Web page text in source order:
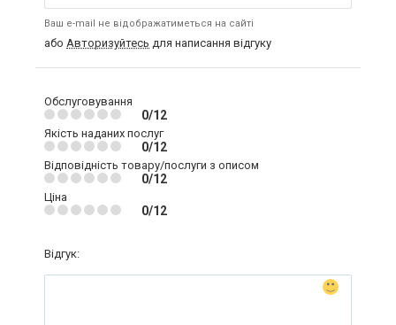
Ваш e-mail не відображатиметься на сайті
або Авторизуйтесь для написання відгуку
Обслуговування
0/12
Якість наданих послуг
0/12
Відповідність товару/послуги з описом
0/12
Ціна
0/12
Відгук: